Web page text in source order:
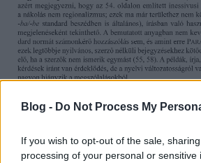
Blog - Do Not Process My
If you wish to opt-out of the sale,
processing of your personal or sensitive